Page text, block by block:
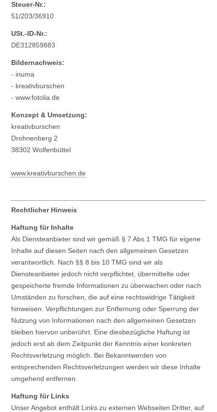
Steuer-Nr.:
51/203/36910
USt.-ID-Nr.:
DE312859883
Bildernachweis:
- inuma
- kreativburschen
- www.fotolia.de
Konzept & Umsetzung:
kreativburschen
Drohnenberg 2
38302 Wolfenbüttel
www.kreativburschen.de
Rechtlicher Hinweis
Haftung für Inhalte
Als Diensteanbieter sind wir gemäß § 7 Abs.1 TMG für eigene
Inhalte auf diesen Seiten nach den allgemeinen Gesetzen
verantwortlich. Nach §§ 8 bis 10 TMG sind wir als
Diensteanbieter jedoch nicht verpflichtet, übermittelte oder
gespeicherte fremde Informationen zu überwachen oder nach
Umständen zu forschen, die auf eine rechtswidrige Tätigkeit
hinweisen. Verpflichtungen zur Entfernung oder Sperrung der
Nutzung von Informationen nach den allgemeinen Gesetzen
bleiben hiervon unberührt. Eine diesbezügliche Haftung ist
jedoch erst ab dem Zeitpunkt der Kenntnis einer konkreten
Rechtsverletzung möglich. Bei Bekanntwerden von
entsprechenden Rechtsverletzungen werden wir diese Inhalte
umgehend entfernen.
Haftung für Links
Unser Angebot enthält Links zu externen Webseiten Dritter, auf